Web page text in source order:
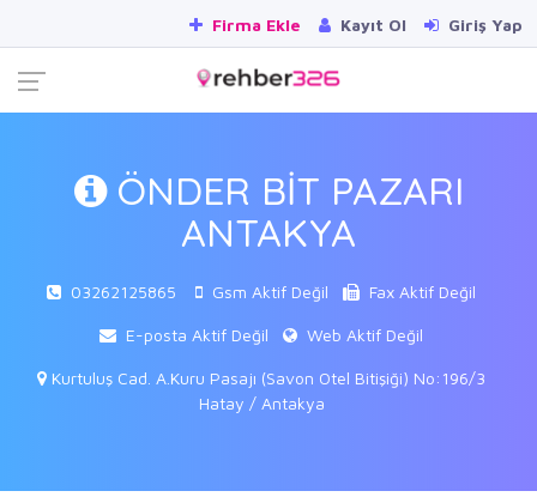
Firma Ekle Kayıt Ol Giriş Yap
ÖNDER BİT PAZARI
ANTAKYA
03262125865 Gsm Aktif Değil Fax Aktif Değil
E-posta Aktif Değil Web Aktif Değil
Kurtuluş Cad. A.Kuru Pasajı (Savon Otel Bitişiği) No:196/3
Hatay / Antakya